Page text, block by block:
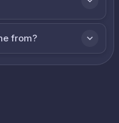
from?